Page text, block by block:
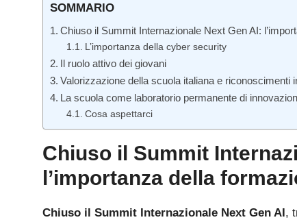
SOMMARIO
Chiuso il Summit Internazionale Next Gen AI:
L’importanza della cyber security
Il ruolo attivo dei giovani
Valorizzazione della scuola italiana e riconoscimenti
La scuola come laboratorio permanente di
Cosa aspettarci
Chiuso il Summit
l’importanza della
Chiuso il Summit Internazionale Next Gen AI ,